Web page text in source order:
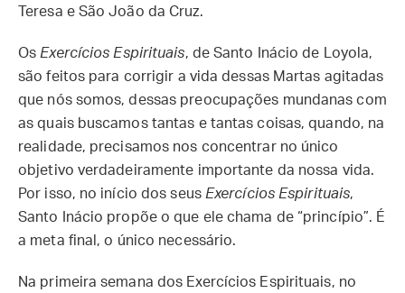
Teresa e São João da Cruz.
Os Exercícios Espirituais, de Santo Inácio de Loyola,
são feitos para corrigir a vida dessas Martas agitadas
que nós somos, dessas preocupações mundanas com
as quais buscamos tantas e tantas coisas, quando, na
realidade, precisamos nos concentrar no único
objetivo verdadeiramente importante da nossa vida.
Por isso, no início dos seus Exercícios Espirituais,
Santo Inácio propõe o que ele chama de “princípio”. É
a meta final, o único necessário.
Na primeira semana dos Exercícios Espirituais, no